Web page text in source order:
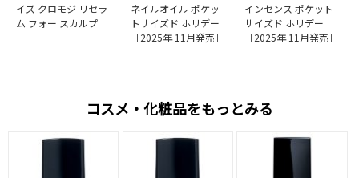
イズ クロモジ リセラ
ム フォー スカルプ
ネイルオイル ポケッ
トサイズド ホリデー
［2025年 11月発売］
インセンス ポケット
サイズド ホリデー
［2025年 11月発売］
コスメ・化粧品をもっとみる